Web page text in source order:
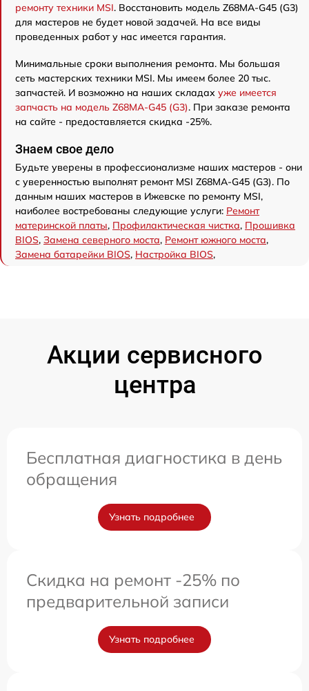
ремонту техники MSI. Восстановить модель Z68MA-G45 (G3)
для мастеров не будет новой задачей. На все виды
проведенных работ у нас имеется гарантия.
Минимальные сроки выполнения ремонта. Мы большая
сеть мастерских техники MSI. Мы имеем более 20 тыс.
запчастей. И возможно на наших складах уже имеется
запчасть на модель Z68MA-G45 (G3). При заказе ремонта
на сайте - предоставляется скидка -25%.
Знаем свое дело
Будьте уверены в профессионализме наших мастеров - они
с уверенностью выполнят ремонт MSI Z68MA-G45 (G3). По
данным наших мастеров в Ижевске по ремонту MSI,
наиболее востребованы следующие услуги: Ремонт
материнской платы, Профилактическая чистка, Прошивка
BIOS, Замена северного моста, Ремонт южного моста,
Замена батарейки BIOS, Настройка BIOS,
Акции сервисного
центра
Бесплатная диагностика в день
обращения
Узнать подробнее
Скидка на ремонт -25% по
предварительной записи
Узнать подробнее